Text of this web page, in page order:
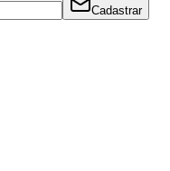
Cadastrar